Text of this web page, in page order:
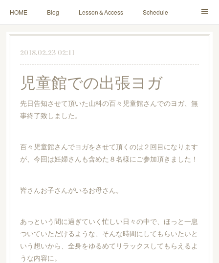
HOME Blog Lesson＆Access Schedule
Yoga for Mama＆Baby About Contact
2018.02.23 02:11
児童館での出張ヨガ
先日告知させて頂いた山科の百々児童館さんでのヨガ、無
事終了致しました。
百々児童館さんでヨガをさせて頂くのは２回目になります
が、今回は妊婦さんも含めた８名様にご参加頂きました！
皆さんお子さんがいるお母さん。
あっという間に過ぎていく忙しい日々の中で、ほっと一息
ついていただけるような、そんな時間にしてもらいたいと
いう想いから、全身をゆるめてリラックスしてもらえるよ
うな内容に。